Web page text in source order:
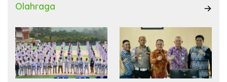
Olahraga